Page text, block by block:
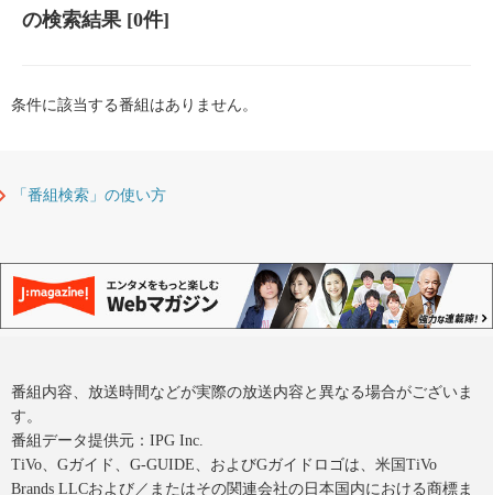
の検索結果[0件]
条件に該当する番組はありません。
「番組検索」の使い方
番組内容、放送時間などが実際の放送内容と異なる場合がございま
す。
番組データ提供元：IPG Inc.
TiVo、Gガイド、G-GUIDE、およびGガイドロゴは、米国TiVo
Brands LLCおよび／またはその関連会社の日本国内における商標ま